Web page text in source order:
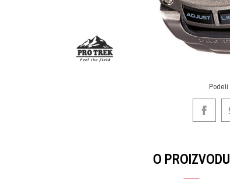
Podeli
O PROIZVODU